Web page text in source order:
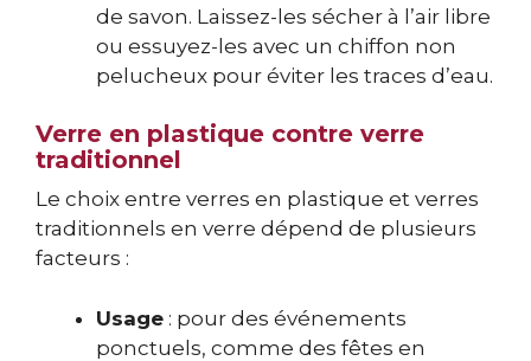
de savon. Laissez-les sécher à l’air libre
ou essuyez-les avec un chiffon non
pelucheux pour éviter les traces d’eau.
Verre en plastique contre verre
traditionnel
Le choix entre verres en plastique et verres
traditionnels en verre dépend de plusieurs
facteurs :
Usage : pour des événements
ponctuels, comme des fêtes en